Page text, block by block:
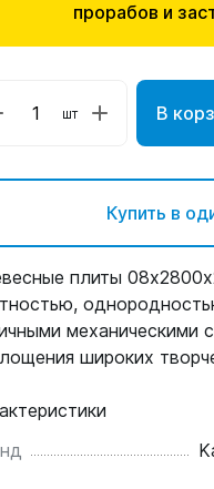
прорабов и
шт В
Купить в
плиты
механическими
широких